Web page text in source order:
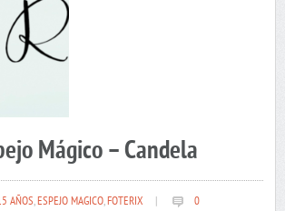
Mágico – Candela
AÑOS,ESPEJO MAGICO,FOTERIX 0